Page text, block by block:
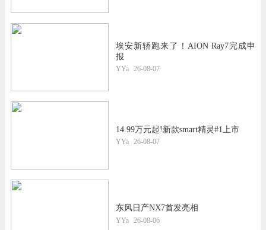
埃安新轿跑来了！AION Ray7完成申
报
YYa 26-08-07
14.99万元起!新款smart精灵#1上市
YYa 26-08-07
东风日产NX7首发亮相
YYa 26-08-06